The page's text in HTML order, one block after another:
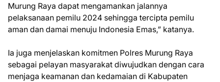
Murung Raya dapat mengamankan jalannya
pelaksanaan pemilu 2024 sehingga tercipta pemilu
aman dan damai menuju Indonesia Emas,” katanya.
Ia juga menjelaskan komitmen Polres Murung Raya
sebagai pelayan masyarakat diwujudkan dengan cara
menjaga keamanan dan kedamaian di Kabupaten